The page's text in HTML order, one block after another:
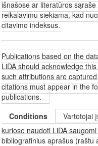
išnašose ar literatūros
reikalavimu siekiama, kad
citavimo indeksus.
Publications based on the
LiDA should acknowledge
such attributions are
citations must appear in the
publications.
Conditions
Vartotojai
kuriose naudoti LiDA
bibliografinius aprašus (raštu